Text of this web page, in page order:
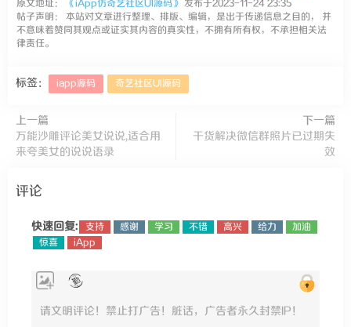
原文地址：
《iApp仿奇艺社区UI源码》 发布于2023-11-24 23:35
帖子声明： 本站对文章进行整理、排版、编辑，是出于传递信息之目的， 并
不意味着赞同其观点或证实其内容的真实性，不拥有所有权，不承担相关法
律责任。
标签： iapp源码 奇艺社区UI源码
上一篇
万能沙雕评论美女说说,适合用
来夸美女的说说语录
下一篇
干货解决微信群照片已过期失
效
评论
快速回复: 支持 感谢 学习 不错 高兴 给力
加油
惊喜
iApp